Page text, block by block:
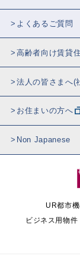
よくあるご質問
高齢者向け賃貸
法人の皆さまへ(
お住まいの方へ
Non Japanese
UR都市
ビジネス用物件